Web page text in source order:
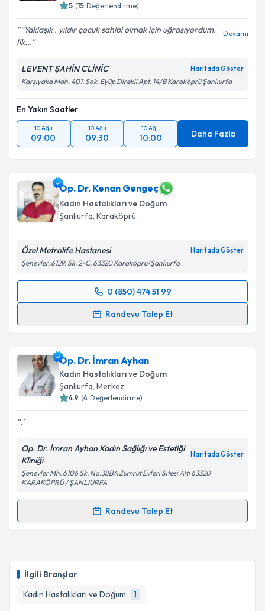
İlgili Branşlar
Kadın Hastalıkları ve Doğum
1
5 (15 Değerlendirme)
“Yaklaşık . yıldır çocuk sahibi olmak için uğraşıyordum.
İlk...
Devamı
LEVENT ŞAHİN CLİNİC Haritada Göster
Karşıyaka Mah. 401. Sok. Eyüp Direkli Apt. 14/B Karaköprü Şanlıurfa
En Yakın Saatler
10 Ağu
09:00
10 Ağu
09:30
10 Ağu
10:00 Daha Fazla
Op. Dr. Kenan Gengeç
Kadın Hastalıkları ve Doğum
Şanlıurfa, Karaköprü
Özel Metrolife Hastanesi Haritada Göster
Şenevler, 6129. Sk. 2-C, 63320 Karaköprü/Şanlıurfa
0 (850) 474 51 99
Randevu Talep Et
Randevu Takvimi Talebi
takvim hazırlandığında e-posta ile bilgilendireceğiz.
E-posta Adresiniz
Metni'ni okudum ve kişisel verilerimin belirtilen
Takvim Talebini Gönder
Op. Dr. İmran Ayhan
Kadın Hastalıkları ve Doğum
Şanlıurfa, Merkez
4.9 (4 Değerlendirme)
.
Op. Dr. İmran Ayhan Kadın Sağlığı ve Estetiği
Kliniği
Haritada Göster
Şenevler Mh. 6106 Sk. No:38BA Zümrüt Evleri Sitesi Altı 63320
KARAKÖPRÜ / ŞANLIURFA
Randevu Talep Et
Randevu Takvimi Talebi
takvim hazırlandığında e-posta ile bilgilendireceğiz.